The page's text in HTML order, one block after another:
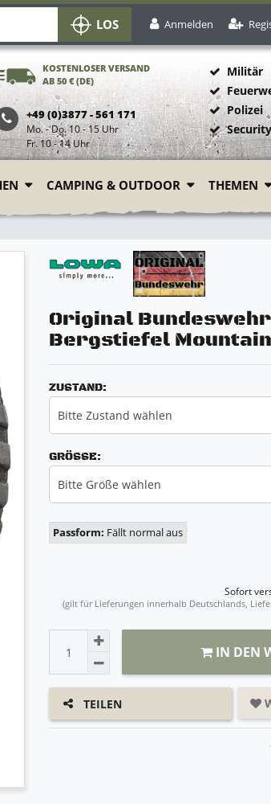
LOS Anmelden
KOSTENLOSER VERSAND
AB 50 € (DE)
+49 (0)3877 - 561 171
Mo. - Do. 10 - 15 Uhr
Fr. 10 - 14 Uhr
Militär
Polizei
Security
CAMPING & OUTDOOR THEMEN
Original
Bergstiefel Mountain
ZUSTAND:
Bitte Zustand wählen
GRÖSSE:
Bitte Größe wählen
Passform: Fällt normal aus
Sofort
(gilt für Lieferungen innerhalb Deutschlands,
IN DEN
TEILEN